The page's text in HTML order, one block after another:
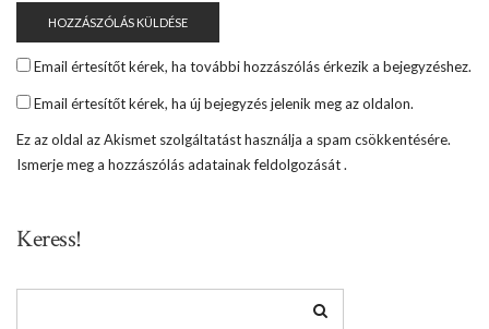
Email értesítőt kérek, ha további hozzászólás érkezik a bejegyzéshez.
Email értesítőt kérek, ha új bejegyzés jelenik meg az oldalon.
Ez az oldal az Akismet szolgáltatást használja a spam csökkentésére.
Ismerje meg a hozzászólás adatainak feldolgozását.
Keress!